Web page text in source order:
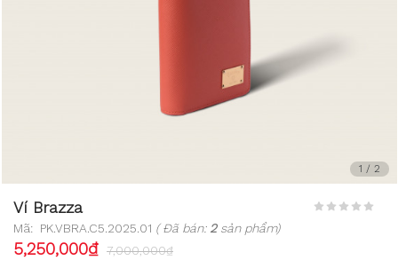
1 / 2
Ví Brazza
Mã: PK.VBRA.C5.2025.01 ( Đã bán: 2sản phẩm)
5,250,000₫ 7,000,000₫